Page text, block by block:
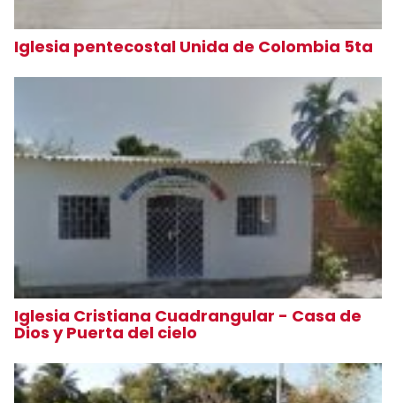
Iglesia pentecostal Unida de Colombia 5ta
Iglesia Cristiana Cuadrangular - Casa de
Dios y Puerta del cielo